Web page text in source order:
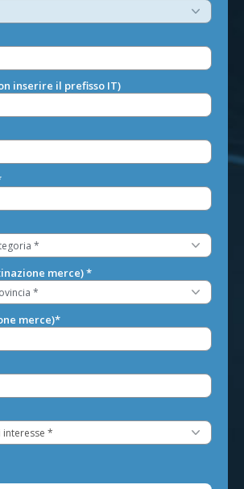
inserire il prefisso IT)
merce)*
merce)*
interesse *